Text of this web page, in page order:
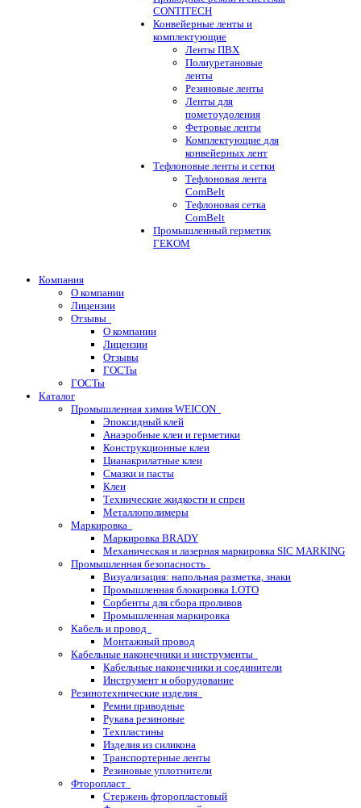
CONTITECH
Конвейерные ленты и
комплектующие
Ленты ПВХ
Полиуретановые
ленты
Резиновые ленты
Ленты для
пометоудоления
Фетровые ленты
Комплектующие для
конвейерных лент
Тефлоновые ленты и сетки
Тефлоновая лента
ComBelt
Тефлоновая сетка
ComBelt
Промышленный герметик
ГЕКОМ
Компания
О компании
Лицензии
Отзывы
О компании
Лицензии
Отзывы
ГОСТы
ГОСТы
Каталог
Промышленная химия WEICON
Эпоксидный клей
Анаэробные клеи и герметики
Конструкционные клеи
Цианакрилатные клеи
Смазки и пасты
Клеи
Технические жидкости и спреи
Металлополимеры
Маркировка
Маркировка BRADY
Механическая и лазерная маркировка SIC MARKING
Промышленная безопасность
Визуализация: напольная разметка, знаки
Промышленная блокировка LOTO
Сорбенты для сбора проливов
Промышленная маркировка
Кабель и провод
Монтажный провод
Кабельные наконечники и инструменты
Кабельные наконечники и соединители
Инструмент и оборудование
Резинотехнические изделия
Ремни приводные
Рукава резиновые
Техпластины
Изделия из силикона
Транспортерные ленты
Резиновые уплотнители
Фторопласт
Стержень фторопластовый